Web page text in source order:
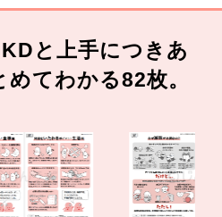
と上手につきあ
てわかる82枚。